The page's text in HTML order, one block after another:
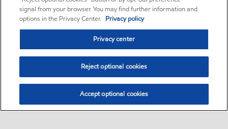
signal from your browser. You may find further information and
options in the Privacy Center. Privacy policy
Privacy center
Reject optional cookies
Accept optional cookies